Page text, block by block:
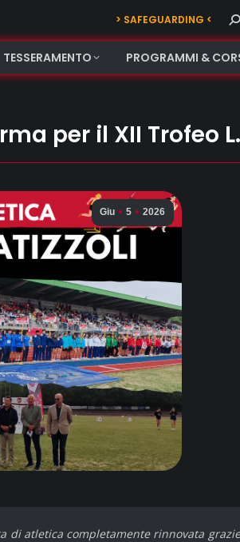
> SAFEGUARDING <
TESSERAMENTO PROGRAMMI &
per il XII Trofeo
Giu 5 2026
di atletica completamente rinnovata